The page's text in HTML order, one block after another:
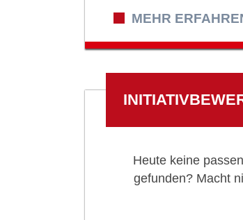
MEHR
Heute keine
gefunden? Macht